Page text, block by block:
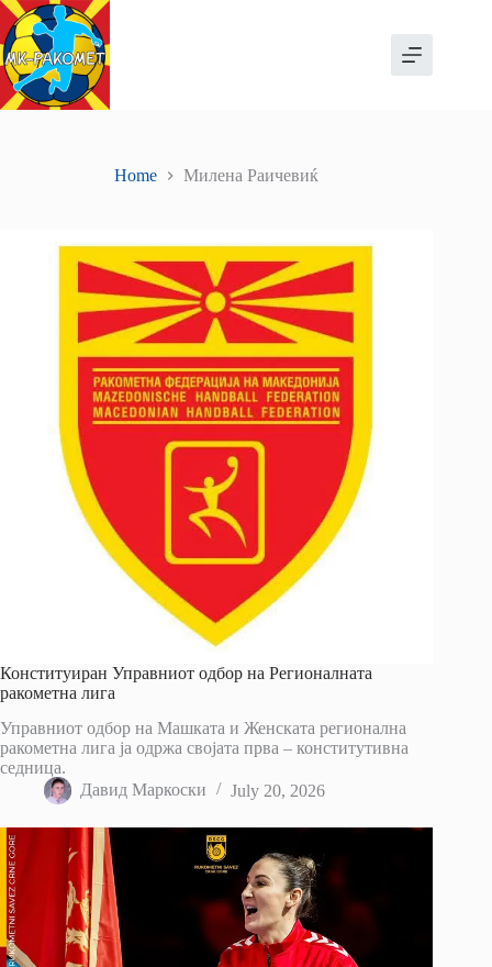
Skip
to
content
Home Милена Раичевиќ
Конституиран Управниот одбор на Регионалната
ракометна лига
Управниот одбор на Машката и Женската регионална
ракометна лига ја одржа својата прва – конститутивна
седница.
Давид Маркоски
July 20, 2026